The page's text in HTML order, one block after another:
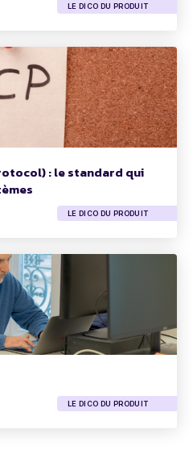
LE DICO DU PRODUIT
: le standard qui
LE DICO DU PRODUIT
LE DICO DU PRODUIT